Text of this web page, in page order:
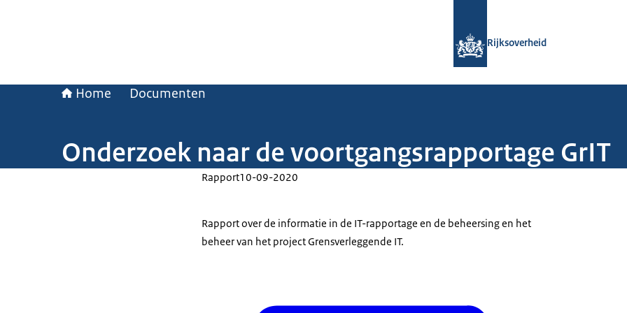
Rijksoverheid
Home Documenten
Onderzoek naar de voortgangsrapportage GrIT
Rapport10-09-2020
Rapport over de informatie in de IT-rapportage en de beheersing en het
beheer van het project Grensverleggende IT.